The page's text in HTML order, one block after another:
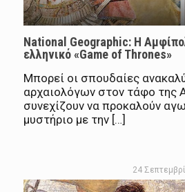
National Geographic: Η
ελληνικό «Game of Thrones»
Μπορεί οι σπουδαίες
αρχαιολόγων στον τάφο της
συνεχίζουν να προκαλούν
μυστήριο με την […]
24